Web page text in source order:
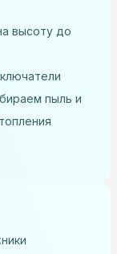
высоту до
пыль и